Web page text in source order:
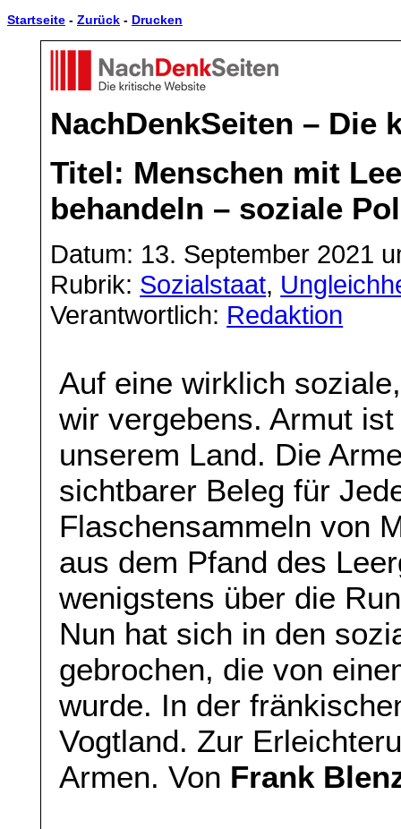
Startseite - Zurück - Drucken
NachDenkSeiten – Die
Titel: Menschen mit
behandeln – soziale
Datum: 13. September 2021
Rubrik: Sozialstaat,
Verantwortlich: Redaktion
Auf eine wirklich
wir vergebens. Armut
unserem Land. Die
sichtbarer Beleg für
Flaschensammeln von
aus dem Pfand des
wenigstens über die
Nun hat sich in den
gebrochen, die von
wurde. In der
Vogtland. Zur
Armen. Von Frank